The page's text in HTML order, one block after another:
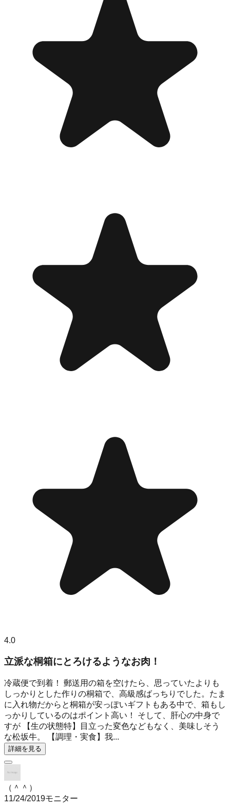
4.0
立派な桐箱にとろけるようなお肉！
冷蔵便で到着！ 郵送用の箱を空けたら、思っていたよりも
しっかりとした作りの桐箱で、高級感ばっちりでした。たま
に入れ物だからと桐箱が安っぽいギフトもある中で、箱もし
っかりしているのはポイント高い！ そして、肝心の中身で
すが 【生の状態特】目立った変色などもなく、美味しそう
な松坂牛。 【調理・実食】我...
詳細を見る
（＾＾）
11/24/2019モニター